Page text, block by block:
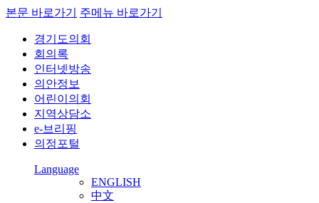
본문 바로가기 주메뉴 바로가기
경기도의회
회의록
인터넷방송
의안정보
어린이의회
지역상담소
e-브리핑
의정포털
Language
ENGLISH
中文